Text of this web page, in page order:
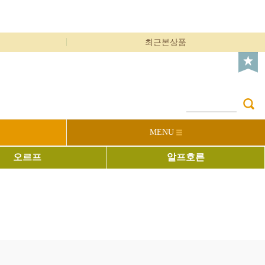
최근본상품
MENU
오르프 알프호른